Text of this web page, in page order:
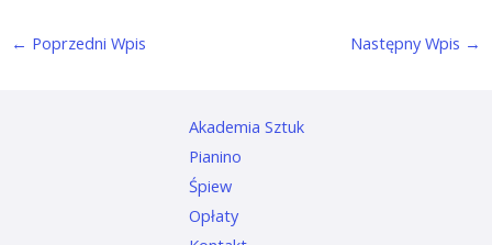
← Poprzedni Wpis Następny Wpis →
Akademia Sztuk
Pianino
Śpiew
Opłaty